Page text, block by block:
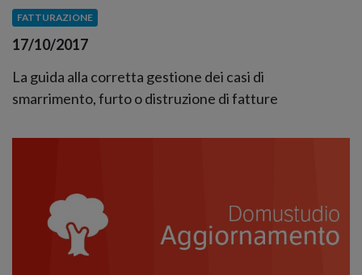
FATTURAZIONE
17/10/2017
La guida alla corretta gestione dei casi di
smarrimento, furto o distruzione di fatture